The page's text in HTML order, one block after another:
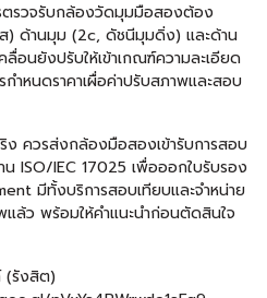
ตรวจรับกล้องวัดมุมมือสองต้อง
) ด้านมุม (2c, ดัชนีมุมดิ่ง) และด้าน
อนยังปรับให้เข้าเกณฑ์ความละเอียด
ำหนดราคาเผื่อค่าปรับสภาพและสอบ
ง ควรส่งกล้องมือสองเข้ารับการสอบ
ISO/IEC 17025 เพื่อออกใบรับรอง
มีทั้งบริการสอบเทียบและจำหน่าย
ล้ว พร้อมให้คำแนะนำก่อนตัดสินใจ
(รังสิต)